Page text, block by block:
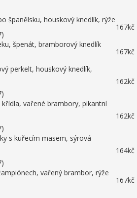
španělsku, houskový knedlík, rýže
167kč
špenát, bramborový knedlík
167kč
perkelt, houskový knedlík,
162kč
křídla, vařené brambory, pikantní
162kč
s kuřecím masem, sýrová
164kč
vařený brambor, rýže
167kč